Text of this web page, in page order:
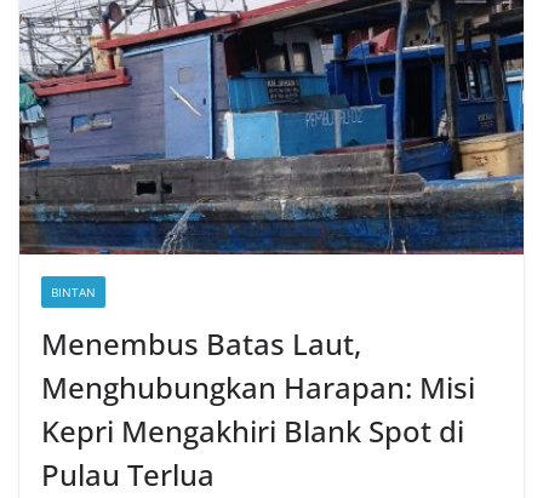
BINTAN
Menembus Batas Laut,
Menghubungkan Harapan: Misi
Kepri Mengakhiri Blank Spot di
Pulau Terlua